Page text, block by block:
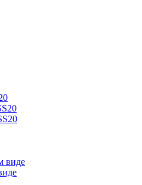
виде